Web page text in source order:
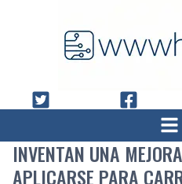
INVENTAN UNA
APLICARSE PARA